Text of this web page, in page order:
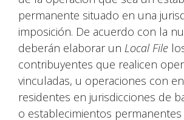
permanente situado en una
imposición. De acuerdo con la
deberán elaborar un Local File
contribuyentes que realicen
vinculadas, u operaciones con
residentes en jurisdicciones de
o establecimientos